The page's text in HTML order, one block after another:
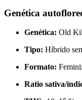
Genética
Genética: Old
Tipo: Híbrido
Formato:
Ratio sativa/